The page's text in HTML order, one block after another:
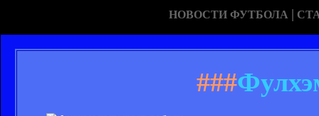
НОВОСТИ ФУТБОЛА |
###